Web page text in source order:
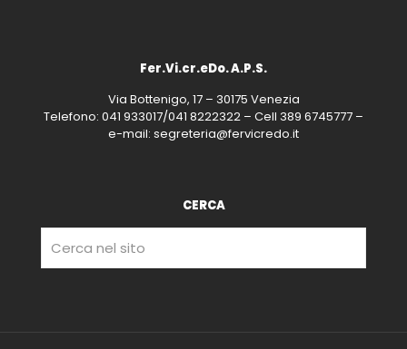
Fer.Vi.cr.eDo. A.P.S.
Via Bottenigo, 17 – 30175 Venezia
Telefono: 041 933017/041 8222322 – Cell 389 6745777 –
e-mail: segreteria@fervicredo.it
CERCA